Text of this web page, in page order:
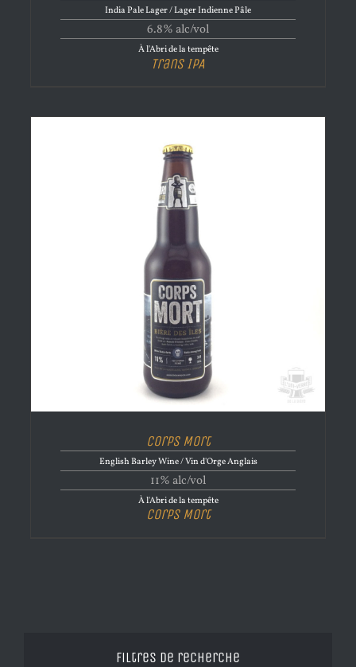
India Pale Lager / Lager Indienne Pâle
6.8% alc/vol
À l'Abri de la tempête
Trans IPA
Corps Mort
English Barley Wine / Vin d'Orge Anglais
11% alc/vol
À l'Abri de la tempête
Corps Mort
Filtres de recherche